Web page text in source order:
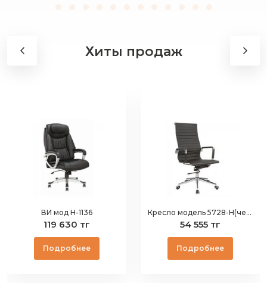
Хиты продаж
ВИ мод Н-1136
119 630 тг
Подробнее
Кресло модель 5728-H(черное)
54 555 тг
Подробнее